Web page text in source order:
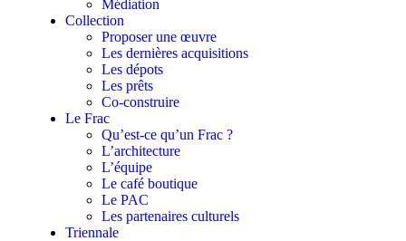
Médiation
Collection
Proposer une œuvre
Les dernières acquisitions
Les dépots
Les prêts
Co-construire
Le Frac
Qu’est-ce qu’un Frac ?
L’architecture
L’équipe
Le café boutique
Le PAC
Les partenaires culturels
Triennale